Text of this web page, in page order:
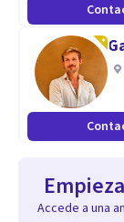
Accede a una